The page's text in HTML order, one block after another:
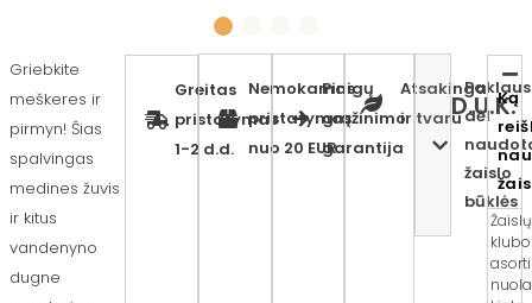
Griebkite
meškeres ir
pirmyn! Šias
spalvingas
medines žuvis
ir kitus
vandenyno
dugne
Greitas
pristatymas
1-2 d.d.
Nemokamas
pristatymas
nuo 20 EUR
Pinigų
grąžinimo
garantija
Atsakinga
ir tvarudėl
žaislo
būklės
D.U.K.
Ką
Žaislų
klubo